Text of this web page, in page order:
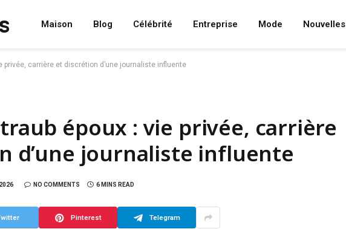
Maison Blog Célébrité Entreprise Mode Nouvelles
privée, carrière et discrétion d’une journaliste influente
époux : vie privée, carrière
d’une journaliste influente
NO COMMENTS 6 MINS READ
Pinterest Telegram